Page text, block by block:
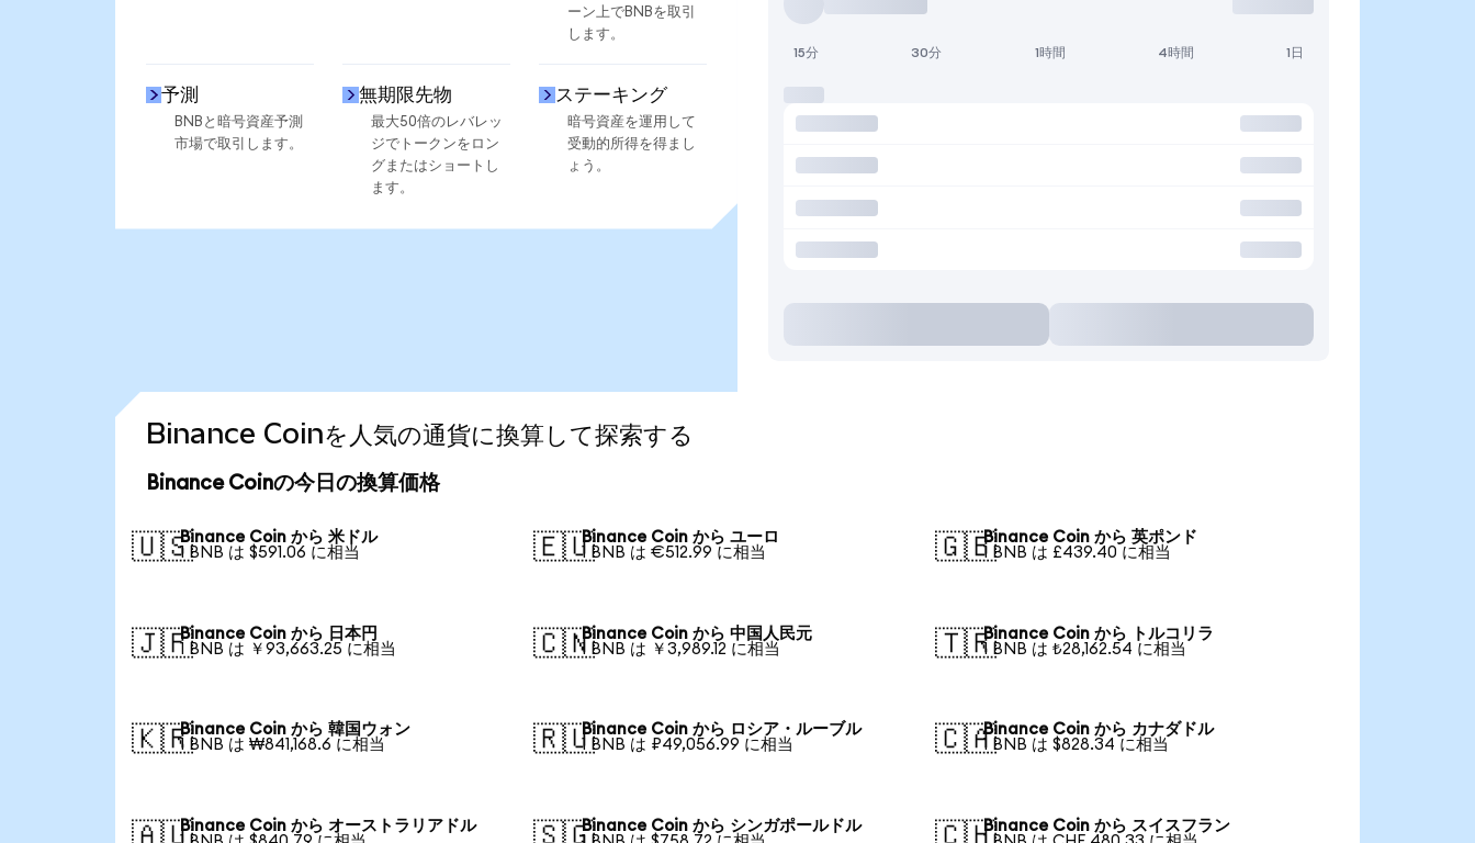
ーン上でBNBを取引
します。
予測
BNBと暗号資産予測
市場で取引します。
無期限先物
最大50倍のレバレッ
ジでトークンをロン
グまたはショートし
ます。
ステーキング
暗号資産を運用して
受動的所得を得まし
ょう。
15分 30分 1時間 4時間 1日
Binance Coinを人気の通貨に換算して探索する
Binance Coinの今日の換算価格
🇺🇸Binance Coin から 米ドル
1 BNB は $591.06 に相当
🇪🇺Binance Coin から ユーロ
1 BNB は €512.99 に相当
🇬🇧Binance Coin から 英ポンド
1 BNB は £439.40 に相当
🇯🇵Binance Coin から 日本円
1 BNB は ￥93,663.25 に相当
🇨🇳Binance Coin から 中国人民元
1 BNB は ￥3,989.12 に相当
🇹🇷Binance Coin から トルコリラ
1 BNB は ₺28,162.54 に相当
🇰🇷Binance Coin から 韓国ウォン
1 BNB は ₩841,168.6 に相当
🇷🇺Binance Coin から ロシア・ルーブル
1 BNB は ₽49,056.99 に相当
🇨🇦Binance Coin から カナダドル
1 BNB は $828.34 に相当
🇦🇺Binance Coin から オーストラリアドル
🇸🇬Binance Coin から シンガポールドル
🇨🇭Binance Coin から スイスフラン